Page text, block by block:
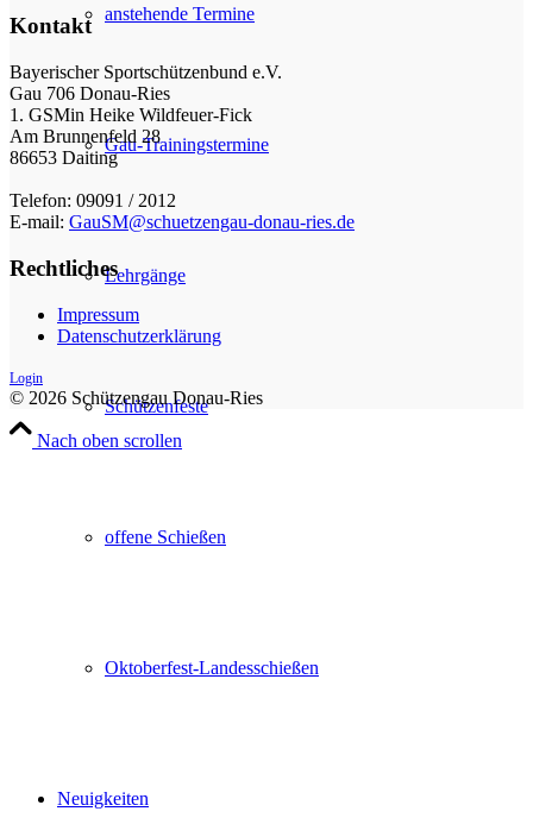
anstehende Termine
Gau-Trainingstermine
Lehrgänge
Schützenfeste
offene Schießen
Oktoberfest-Landesschießen
Neuigkeiten
Kontakt
Bayerischer Sportschützenbund e.V.
Gau 706 Donau-Ries
1. GSMin Heike Wildfeuer-Fick
Am Brunnenfeld 28
86653 Daiting
Telefon: 09091 / 2012
E-mail: GauSM@schuetzengau-donau-ries.de
Rechtliches
Impressum
Datenschutzerklärung
Login
© 2026 Schützengau Donau-Ries
Nach oben scrollen